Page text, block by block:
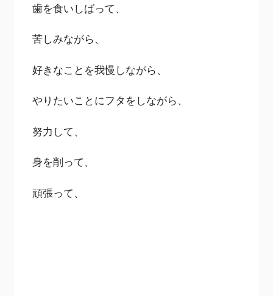
歯を食いしばって、
苦しみながら、
好きなことを我慢しながら、
やりたいことにフタをしながら、
努力して、
身を削って、
頑張って、